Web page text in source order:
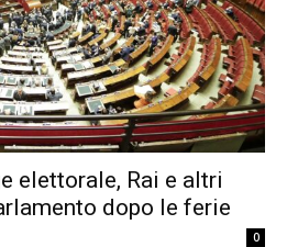
elettorale, Rai e altri
dopo le ferie
0